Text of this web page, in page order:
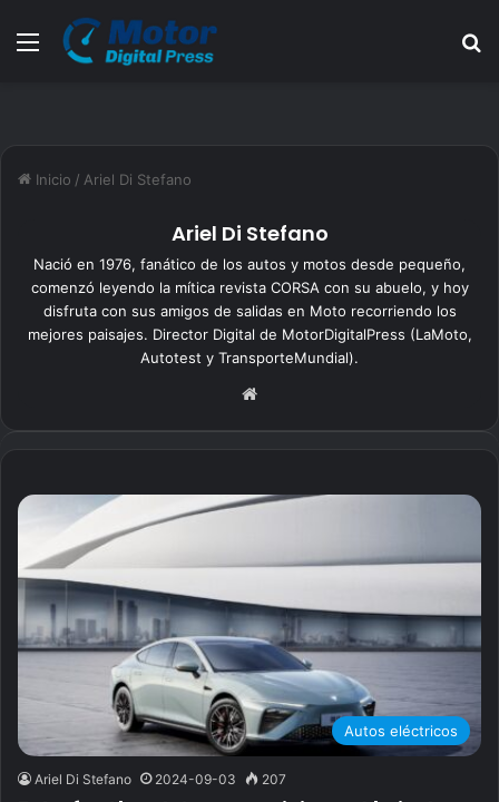
Menú
Inicio / Ariel Di Stefano
Ariel Di Stefano
Nació en 1976, fanático de los autos y motos desde pequeño,
comenzó leyendo la mítica revista CORSA con su abuelo, y hoy
disfruta con sus amigos de salidas en Moto recorriendo los
mejores paisajes. Director Digital de MotorDigitalPress (LaMoto,
Autotest y TransporteMundial).
Autos eléctricos
Ariel Di Stefano 2024-09-03 207